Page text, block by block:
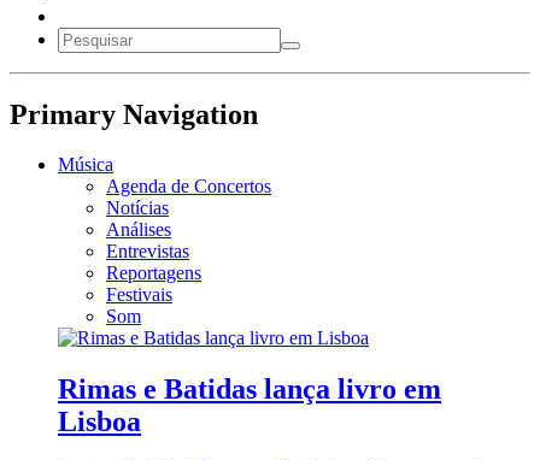
Primary Navigation
Música
Agenda de Concertos
Notícias
Análises
Entrevistas
Reportagens
Festivais
Som
Rimas e Batidas lança livro em
Lisboa